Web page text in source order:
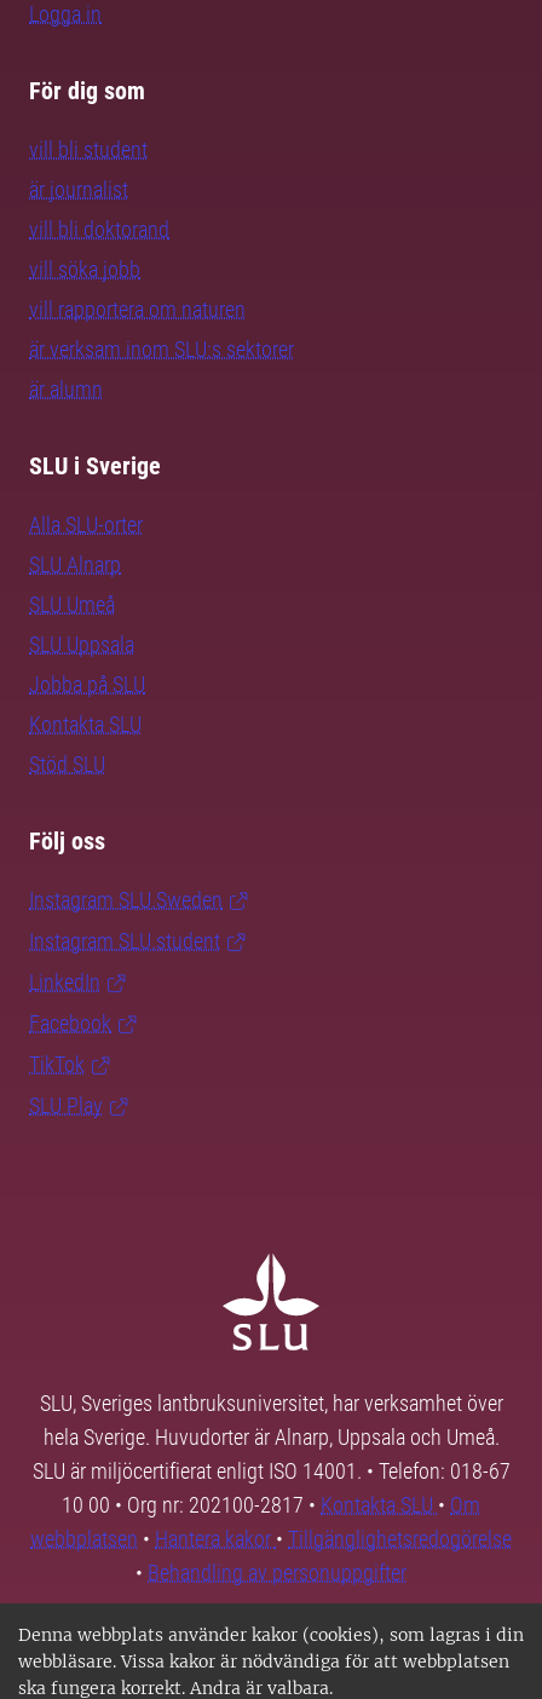
Denna webbplats använder kakor (cookies), som lagras i din
webbläsare. Vissa kakor är nödvändiga för att webbplatsen
ska fungera korrekt. Andra är valbara.
Logga in
För dig som
vill bli student
är journalist
vill bli doktorand
vill söka jobb
vill rapportera om naturen
är verksam inom SLU:s sektorer
är alumn
SLU i Sverige
Alla SLU-orter
SLU Alnarp
SLU Umeå
SLU Uppsala
Jobba på SLU
Kontakta SLU
Stöd SLU
Följ oss
Instagram SLU.Sweden
Instagram SLU.student
LinkedIn
Facebook
TikTok
SLU Play
SLU, Sveriges lantbruksuniversitet, har verksamhet över
hela Sverige. Huvudorter är Alnarp, Uppsala och Umeå.
SLU är miljöcertifierat enligt ISO 14001. • Telefon: 018-67
10 00 • Org nr: 202100-2817 • Kontakta SLU • Om
webbplatsen • Hantera kakor • Tillgänglighetsredogörelse
• Behandling av personuppgifter